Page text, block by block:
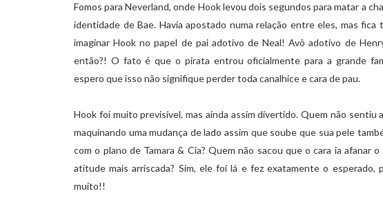
Fomos para Neverland, onde Hook levou dois segundos para matar a
identidade de Bae. Havia apostado numa relação entre eles, mas fica
imaginar Hook no papel de pai adotivo de Neal! Avô adotivo de
então?! O fato é que o pirata entrou oficialmente para a grande
espero que isso não signifique perder toda canalhice e cara de pau.
Hook foi muito previsível, mas ainda assim divertido. Quem não sentiu
maquinando uma mudança de lado assim que soube que sua pele
com o plano de Tamara & Cia? Quem não sacou que o cara ia afanar
atitude mais arriscada? Sim, ele foi lá e fez exatamente o
muito!!